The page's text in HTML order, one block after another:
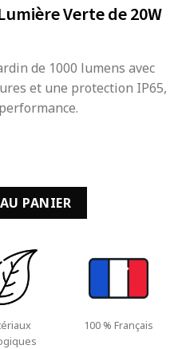
Verte de 20W
de 1000 lumens avec
et une protection IP65,
:
€.
Lumière Verte de 20W
PANIER
100 % Français